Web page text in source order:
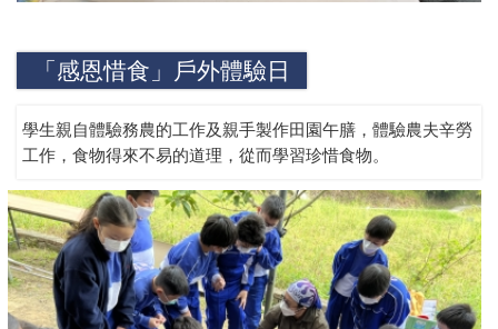
「感恩惜食」戶外體驗日
學生親自體驗務農的工作及親手製作田園午膳，體驗農夫辛勞
工作，食物得來不易的道理，從而學習珍惜食物。